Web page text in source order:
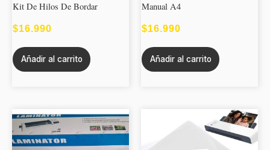
Kit De Hilos De Bordar
$16.990
Añadir al carrito
Manual A4
$16.990
Añadir al carrito
RANGO
DE
Este